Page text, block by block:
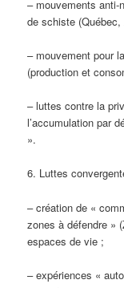
– mouvements anti-
de schiste
– mouvement pour
(production et
– luttes contre la
l’accumulation par
».
6. Luttes
– création de «
zones à défendre »
espaces de vie ;
– expériences «